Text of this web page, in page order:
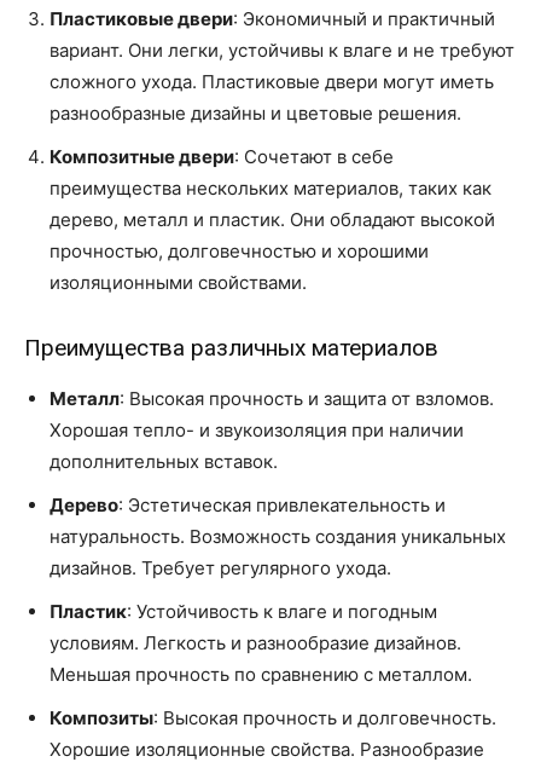
Пластиковые двери: Экономичный и практичный
вариант. Они легки, устойчивы к влаге и не требуют
сложного ухода. Пластиковые двери могут иметь
разнообразные дизайны и цветовые решения.
Композитные двери: Сочетают в себе
преимущества нескольких материалов, таких как
дерево, металл и пластик. Они обладают высокой
прочностью, долговечностью и хорошими
изоляционными свойствами.
Преимущества различных материалов
Металл: Высокая прочность и защита от взломов.
Хорошая тепло- и звукоизоляция при наличии
дополнительных вставок.
Дерево: Эстетическая привлекательность и
натуральность. Возможность создания уникальных
дизайнов. Требует регулярного ухода.
Пластик: Устойчивость к влаге и погодным
условиям. Легкость и разнообразие дизайнов.
Меньшая прочность по сравнению с металлом.
Композиты: Высокая прочность и долговечность.
Хорошие изоляционные свойства. Разнообразие